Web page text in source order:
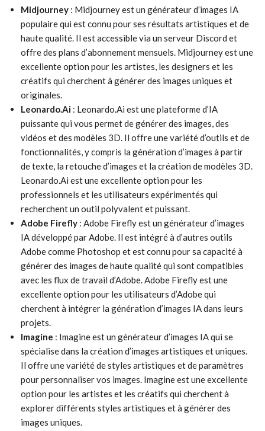
Midjourney : Midjourney est un générateur d’images IA
populaire qui est connu pour ses résultats artistiques et de
haute qualité. Il est accessible via un serveur Discord et
offre des plans d’abonnement mensuels. Midjourney est une
excellente option pour les artistes, les designers et les
créatifs qui cherchent à générer des images uniques et
originales.
Leonardo.Ai : Leonardo.Ai est une plateforme d’IA
puissante qui vous permet de générer des images, des
vidéos et des modèles 3D. Il offre une variété d’outils et de
fonctionnalités, y compris la génération d’images à partir
de texte, la retouche d’images et la création de modèles 3D.
Leonardo.Ai est une excellente option pour les
professionnels et les utilisateurs expérimentés qui
recherchent un outil polyvalent et puissant.
Adobe Firefly : Adobe Firefly est un générateur d’images
IA développé par Adobe. Il est intégré à d’autres outils
Adobe comme Photoshop et est connu pour sa capacité à
générer des images de haute qualité qui sont compatibles
avec les flux de travail d’Adobe. Adobe Firefly est une
excellente option pour les utilisateurs d’Adobe qui
cherchent à intégrer la génération d’images IA dans leurs
projets.
Imagine : Imagine est un générateur d’images IA qui se
spécialise dans la création d’images artistiques et uniques.
Il offre une variété de styles artistiques et de paramètres
pour personnaliser vos images. Imagine est une excellente
option pour les artistes et les créatifs qui cherchent à
explorer différents styles artistiques et à générer des
images uniques.